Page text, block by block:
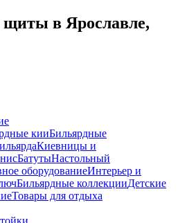
щиты в Ярославле,
кииБильярдные
Киевницы и
БатутыНастольный
оборудованиеИнтерьер и
Бильярдные коллекцииДетские
Товары для отдыха